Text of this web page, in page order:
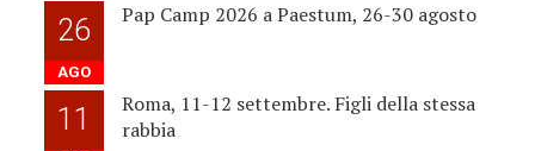
26
AGO
Pap Camp 2026 a Paestum, 26-30 agosto
11
Roma, 11-12 settembre. Figli della stessa
rabbia